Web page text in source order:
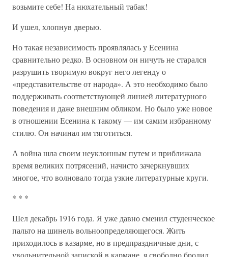
возьмите себе! На нюхательный табак!
И ушел, хлопнув дверью.
Но такая независимость проявлялась у Есенина
сравнительно редко. В основном он ничуть не старался
разрушить творимую вокруг него легенду о
«представительстве от народа». А это необходимо было
поддерживать соответствующей линией литературного
поведения и даже внешним обликом. Но было уже новое
в отношении Есенина к такому — им самим избранному
стилю. Он начинал им тяготиться.
А война шла своим неуклонным путем и приближала
время великих потрясений, начисто зачеркнувших
многое, что волновало тогда узкие литературные круги.
* * *
Шел декабрь 1916 года. Я уже давно сменил студенческое
пальто на шинель вольноопределяющегося. Жить
приходилось в казарме, но в предпраздничные дни, с
увольнительной запиской в кармане, я свободно бродил